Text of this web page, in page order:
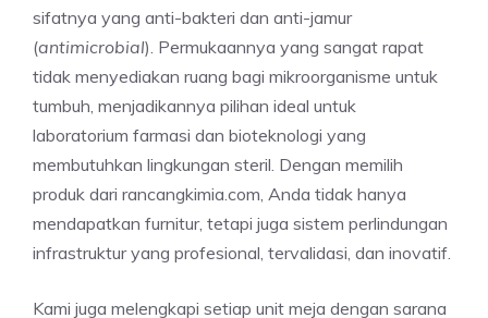
sifatnya yang anti-bakteri dan anti-jamur
(antimicrobial). Permukaannya yang sangat rapat
tidak menyediakan ruang bagi mikroorganisme untuk
tumbuh, menjadikannya pilihan ideal untuk
laboratorium farmasi dan bioteknologi yang
membutuhkan lingkungan steril. Dengan memilih
produk dari rancangkimia.com, Anda tidak hanya
mendapatkan furnitur, tetapi juga sistem perlindungan
infrastruktur yang profesional, tervalidasi, dan inovatif.
Kami juga melengkapi setiap unit meja dengan sarana